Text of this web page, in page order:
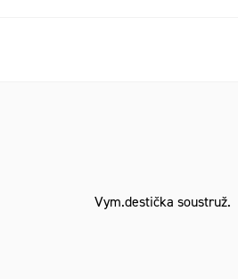
Vym.destička soustruž.